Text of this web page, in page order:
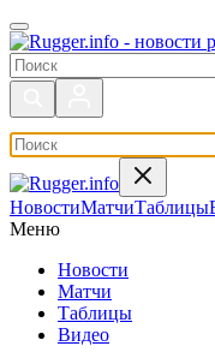
Поиск по сайту
НовостиМатчиТаблицы
Меню
Новости
Матчи
Таблицы
Видео